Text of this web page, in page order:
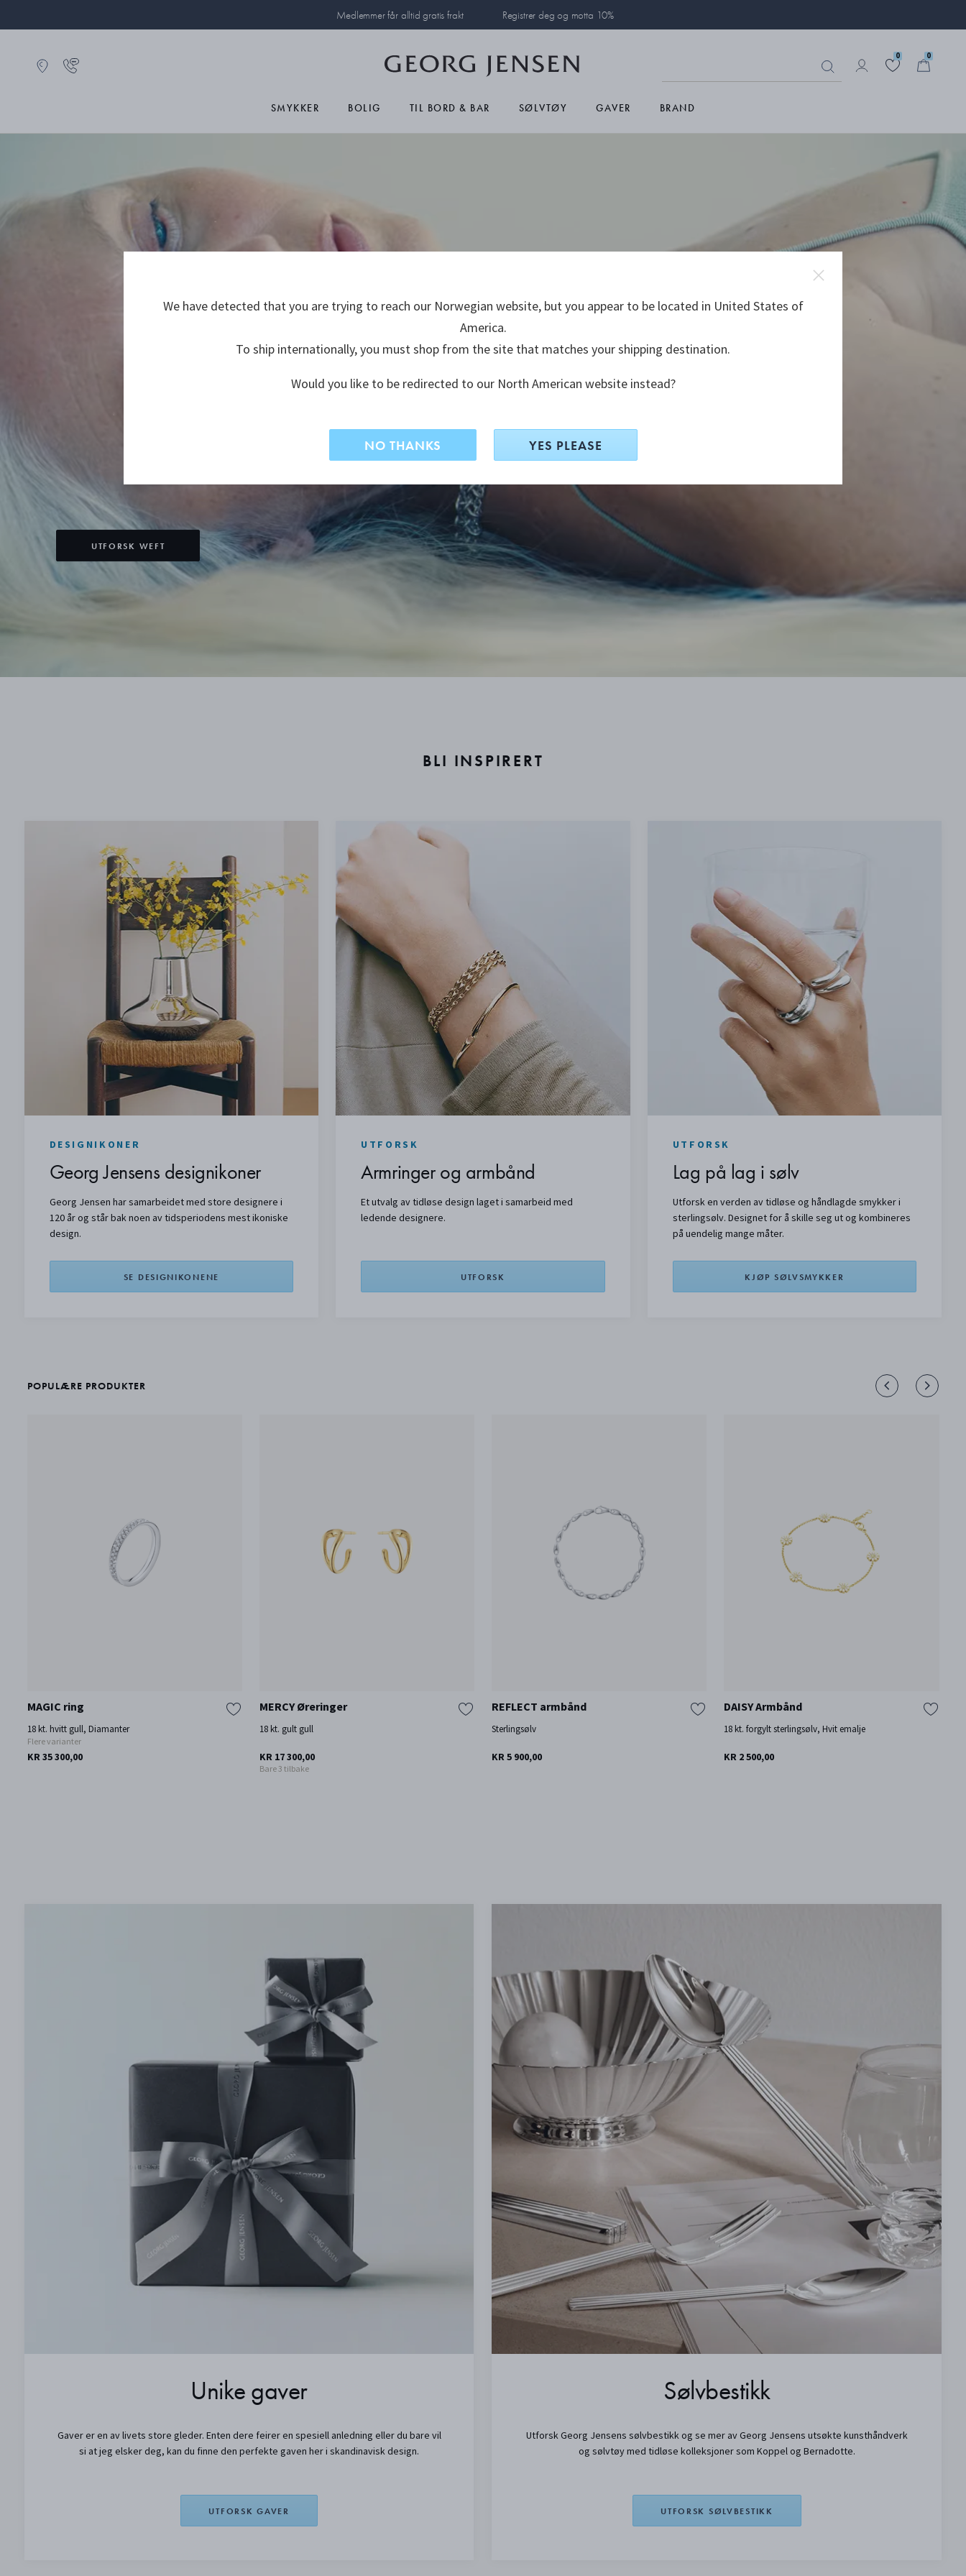
Medlemmer får alltid gratis frakt Registrer deg og motta 10%
0 0
SMYKKER BOLIG TIL BORD & BAR SØLVTØY GAVER BRAND
UTFORSK WEFT
BLI INSPIRERT
DESIGNIKONER
Georg Jensens designikoner
Georg Jensen har samarbeidet med store designere i
120 år og står bak noen av tidsperiodens mest ikoniske
design.
SE DESIGNIKONENE
UTFORSK
Armringer og armbånd
Et utvalg av tidløse design laget i samarbeid med
ledende designere.
UTFORSK
UTFORSK
Lag på lag i sølv
Utforsk en verden av tidløse og håndlagde smykker i
sterlingsølv. Designet for å skille seg ut og kombineres
på uendelig mange måter.
KJØP SØLVSMYKKER
POPULÆRE PRODUKTER
MAGIC ring
18 kt. hvitt gull, Diamanter
Flere varianter
KR 35 300,00
MERCY Øreringer
18 kt. gult gull
KR 17 300,00
Bare 3 tilbake
REFLECT armbånd
Sterlingsølv
KR 5 900,00
DAISY Armbånd
18 kt. forgylt sterlingsølv, Hvit emalje
KR 2 500,00
Unike gaver
Gaver er en av livets store gleder. Enten dere feirer en spesiell anledning eller du bare vil
si at jeg elsker deg, kan du finne den perfekte gaven her i skandinavisk design.
UTFORSK GAVER
Sølvbestikk
Utforsk Georg Jensens sølvbestikk og se mer av Georg Jensens utsøkte kunsthåndverk
og sølvtøy med tidløse kolleksjoner som Koppel og Bernadotte.
UTFORSK SØLVBESTIKK
We have detected that you are trying to reach our Norwegian website, but you appear to be located in United States of
America.
To ship internationally, you must shop from the site that matches your shipping destination.
Would you like to be redirected to our North American website instead?
NO THANKS YES PLEASE